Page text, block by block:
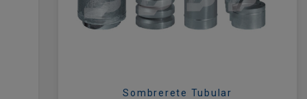
Sombrerete Tubular